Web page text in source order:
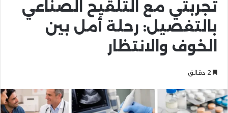
تجربتي مع التلقيح الصناعي
بالتفصيل: رحلة أمل بين
الخوف والانتظار